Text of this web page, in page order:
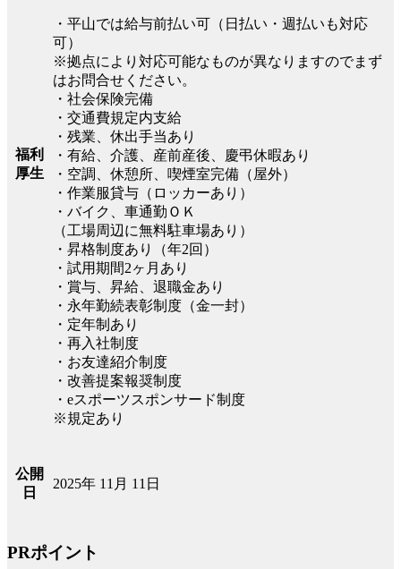
福利
厚生
・平山では給与前払い可（日払い・週払いも対応
可）
※拠点により対応可能なものが異なりますのでまず
はお問合せください。
・社会保険完備
・交通費規定内支給
・残業、休出手当あり
・有給、介護、産前産後、慶弔休暇あり
・空調、休憩所、喫煙室完備（屋外）
・作業服貸与（ロッカーあり）
・バイク、車通勤ＯＫ
（工場周辺に無料駐車場あり）
・昇格制度あり（年2回）
・試用期間2ヶ月あり
・賞与、昇給、退職金あり
・永年勤続表彰制度（金一封）
・定年制あり
・再入社制度
・お友達紹介制度
・改善提案報奨制度
・eスポーツスポンサード制度
※規定あり
公開
日
2025年 11月 11日
PRポイント